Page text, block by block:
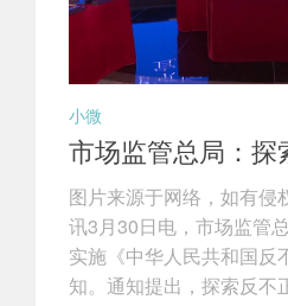
小微
市场监管总局：探
正当竞争法律规则
图片来源于网络，如有侵
讯3月30日电，市场监管
实施《中华人民共和国反
知。通知提出，探索反不